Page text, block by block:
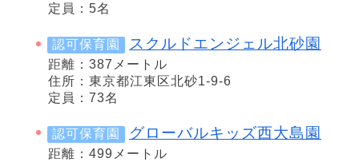
定員：5名
認可保育園 スクルドエンジェル北砂園
距離：387メートル
住所：東京都江東区北砂1-9-6
定員：73名
認可保育園 グローバルキッズ西大島園
距離：499メートル